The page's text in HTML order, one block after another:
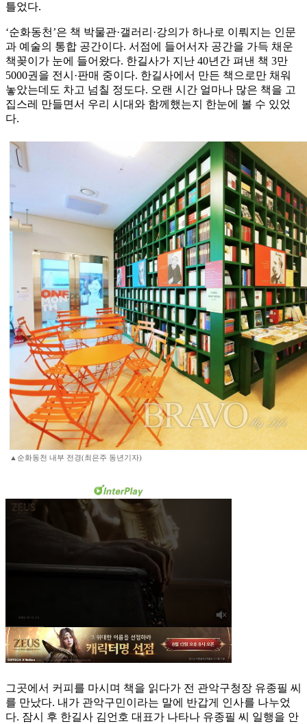
틀었다.
‘순화동천’은 책 박물관·갤러리·강의가 하나로 이뤄지는 인문
과 예술의 통합 공간이다. 서점에 들어서자 공간을 가득 채운
책꽂이가 눈에 들어왔다. 한길사가 지난 40년간 펴낸 책 3만
5000권을 전시·판매 중이다. 한길사에서 만든 책으로만 채워
놓았는데도 차고 넘칠 정도다. 오랜 시간 얼마나 많은 책을 고
집스레 만들면서 우리 시대와 함께했는지 한눈에 볼 수 있었
다.
▲순화동천 내부 전경(최은주 동년기자)
그곳에서 커피를 마시며 책을 읽다가 전 관악구청장 유종필 씨
를 만났다. 내가 관악구민이라는 말에 반갑게 인사를 나누었
다. 잠시 후 한길사 김언호 대표가 나타나 유종필 씨 일행을 안